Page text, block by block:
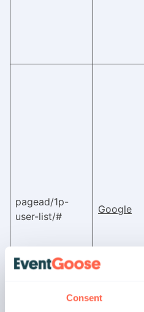
Consent
pagead/1p-
user-list/#
Google